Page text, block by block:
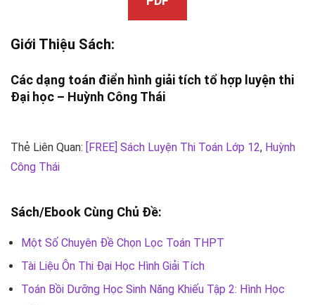
Giới Thiệu Sách:
Các dạng toán điển hình giải tích tổ hợp luyện thi
Đại học – Huỳnh Công Thái
Thẻ Liên Quan: [FREE] Sách Luyện Thi Toán Lớp 12, Huỳnh
Công Thái
Sách/Ebook Cùng Chủ Đề:
Một Số Chuyên Đề Chọn Lọc Toán THPT
Tài Liệu Ôn Thi Đại Học Hình Giải Tích
Toán Bồi Dưỡng Học Sinh Năng Khiếu Tập 2: Hình Học